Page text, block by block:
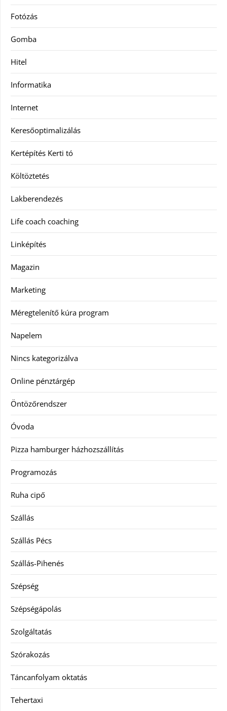
Fotózás
Gomba
Hitel
Informatika
Internet
Keresőoptimalizálás
Kertépítés Kerti tó
Költöztetés
Lakberendezés
Life coach coaching
Linképítés
Magazin
Marketing
Méregtelenítő kúra program
Napelem
Nincs kategorizálva
Online pénztárgép
Öntözőrendszer
Óvoda
Pizza hamburger házhozszállítás
Programozás
Ruha cipő
Szállás
Szállás Pécs
Szállás-Pihenés
Szépség
Szépségápolás
Szolgáltatás
Szórakozás
Táncanfolyam oktatás
Tehertaxi